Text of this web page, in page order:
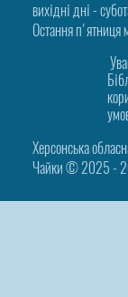
вихідні дні -
Остання п'ятниця
Херсонська
Чайки © 2025 ‑